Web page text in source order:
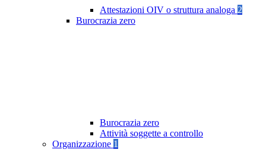
Attestazioni OIV o struttura analoga 2
Burocrazia zero
Burocrazia zero
Attività soggette a controllo
Organizzazione 1